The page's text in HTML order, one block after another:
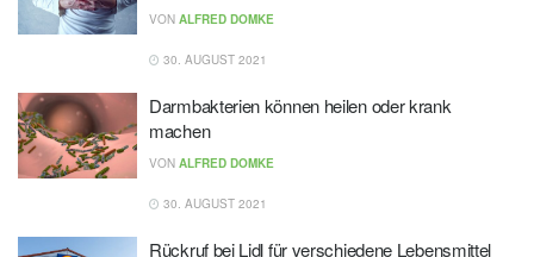
VON ALFRED DOMKE
30. AUGUST 2021
Darmbakterien können heilen oder krank
machen
VON ALFRED DOMKE
30. AUGUST 2021
Rückruf bei Lidl für verschiedene Lebensmittel